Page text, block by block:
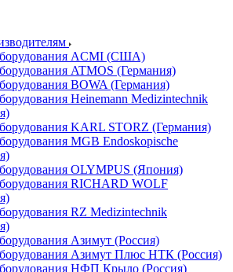
ACMI (США)
ATMOS (Германия)
BOWA (Германия)
Heinemann Medizintechnik
KARL STORZ (Германия)
MGB Endoskopische
OLYMPUS (Япония)
RICHARD WOLF
RZ Medizintechnik
Азимут (Россия)
Азимут Плюс НТК (Россия)
НФП Крыло (Россия)